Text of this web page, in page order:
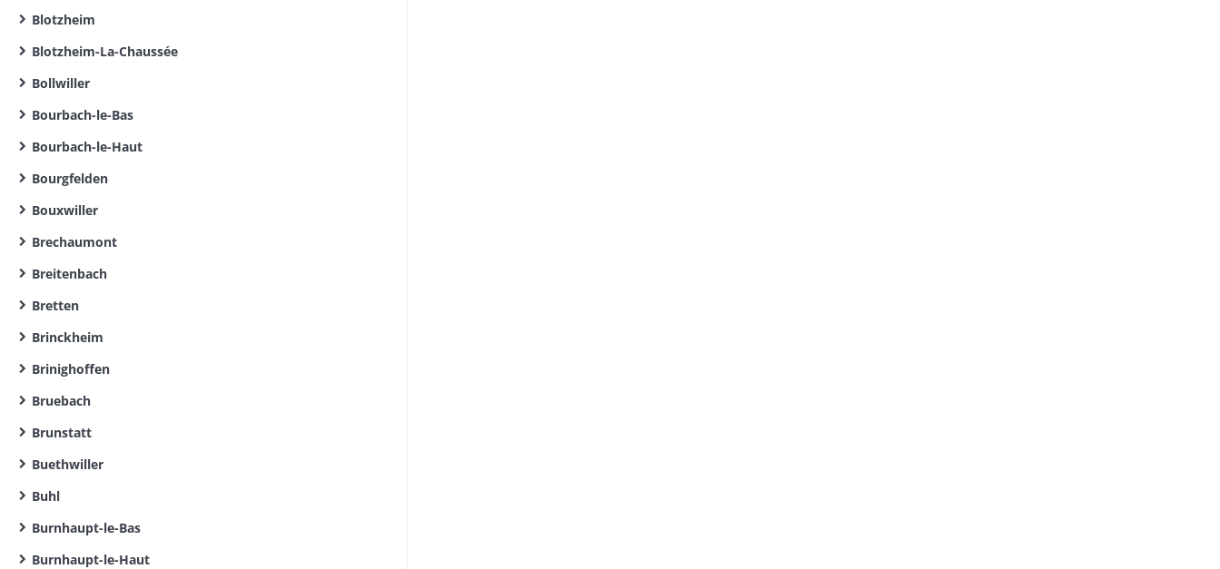
Blotzheim
Blotzheim-La-Chaussée
Bollwiller
Bourbach-le-Bas
Bourbach-le-Haut
Bourgfelden
Bouxwiller
Brechaumont
Breitenbach
Bretten
Brinckheim
Brinighoffen
Bruebach
Brunstatt
Buethwiller
Buhl
Burnhaupt-le-Bas
Burnhaupt-le-Haut